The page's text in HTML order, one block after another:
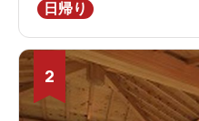
日帰り
2